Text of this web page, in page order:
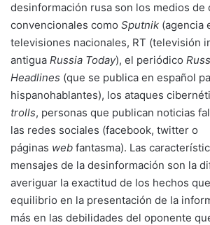
desinformación rusa son los medios de
convencionales como Sputnik (agencia
televisiones nacionales, RT (televisión
antigua Russia Today), el periódico
Headlines (que se publica en español
hispanohablantes), los ataques
trolls, personas que publican noticias
las redes sociales (facebook, twitter o
páginas web fantasma). Las
mensajes de la desinformación son la
averiguar la exactitud de los hechos
equilibrio en la presentación de la
más en las debilidades del oponente